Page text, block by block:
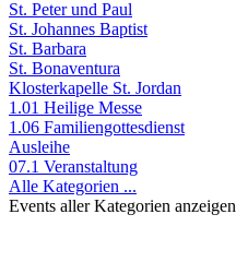
St. Peter und Paul
St. Johannes Baptist
St. Barbara
St. Bonaventura
Klosterkapelle St. Jordan
1.01 Heilige Messe
1.06 Familiengottesdienst
Ausleihe
07.1 Veranstaltung
Alle Kategorien ...
Events aller Kategorien anzeigen